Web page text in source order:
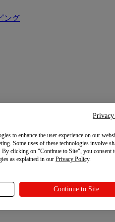
ング
to enhance the user experience on our
Some uses of these technologies involve
clicking on "Continue to Site", you consent
as explained in our Privacy Policy.
Continue to Site